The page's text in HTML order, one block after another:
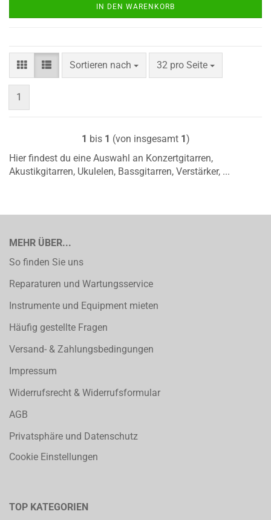
IN DEN WARENKORB
Sortieren nach
Sortieren nach 32 pro Seite
pro Seite
1
1 bis 1 (von insgesamt 1)
Hier findest du eine Auswahl an Konzertgitarren,
Akustikgitarren, Ukulelen, Bassgitarren, Verstärker, ...
MEHR ÜBER...
So finden Sie uns
Reparaturen und Wartungsservice
Instrumente und Equipment mieten
Häufig gestellte Fragen
Versand- & Zahlungsbedingungen
Impressum
Widerrufsrecht & Widerrufsformular
AGB
Privatsphäre und Datenschutz
Cookie Einstellungen
TOP KATEGORIEN